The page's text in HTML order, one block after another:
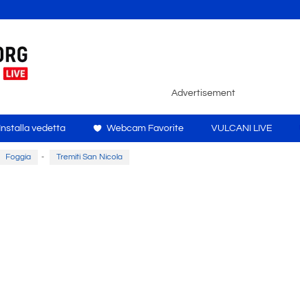
Advertisement
Installa vedetta Webcam Favorite VULCANI LIVE
Foggia - Tremiti San Nicola